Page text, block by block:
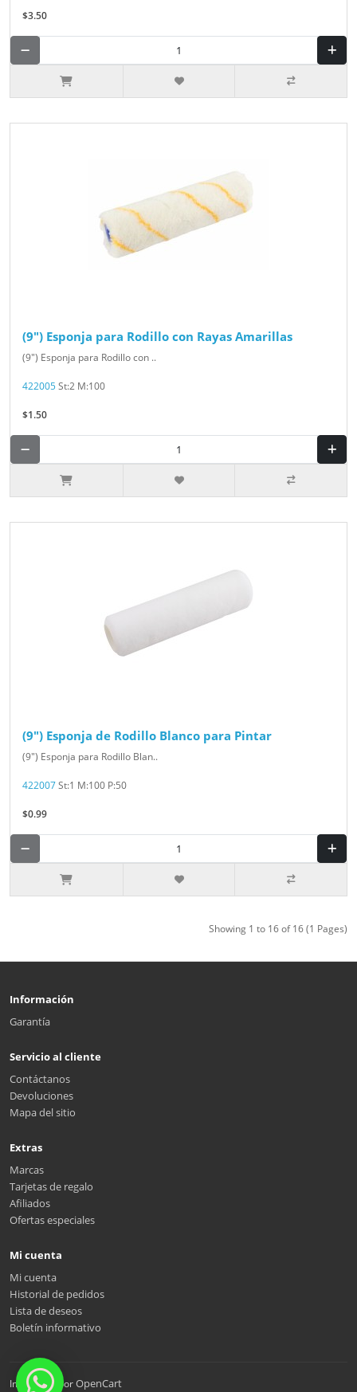
$3.50
(9") Esponja para Rodillo con Rayas Amarillas
(9") Esponja para Rodillo con ..
422005St:2 M:100
$1.50
(9") Esponja de Rodillo Blanco para Pintar
(9") Esponja para Rodillo Blan..
422007St:1 M:100 P:50
$0.99
Showing 1 to 16 of 16 (1 Pages)
Información
Garantía
Servicio al cliente
Contáctanos
Devoluciones
Mapa del sitio
Extras
Marcas
Tarjetas de regalo
Afiliados
Ofertas especiales
Mi cuenta
Mi cuenta
Historial de pedidos
Lista de deseos
Boletín informativo
Impulsado porOpenCart